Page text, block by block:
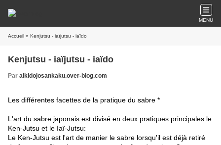
MENU
Accueil » Kenjutsu - iaïjutsu - iaïdo
Kenjutsu - iaïjutsu - iaïdo
Par aikidojosankaku.over-blog.com
Les différentes facettes de la pratique du sabre *
L'art du sabre japonais est divisé en deux pratiques principales le
Ken-Jutsu et le Iaï-Jutsu:
Le Ken-Jutsu est l'art de manier le sabre lorsqu'il est déjà retiré